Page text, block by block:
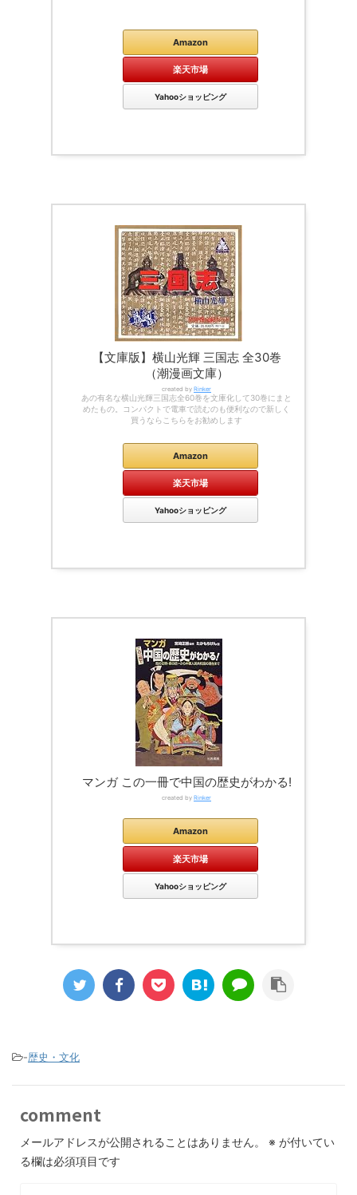
Amazon
楽天市場
Yahooショッピング
【文庫版】横山光輝 三国志 全30巻
（潮漫画文庫）
created by Rinker
あの有名な横山光輝三国志全60巻を文庫化して30巻にまと
めたもの。コンパクトで電車で読むのも便利なので新しく
買うならこちらをお勧めします
Amazon
楽天市場
Yahooショッピング
マンガ この一冊で中国の歴史がわかる!
created by Rinker
Amazon
楽天市場
Yahooショッピング
-歴史・文化
comment
メールアドレスが公開されることはありません。 ※ が付いてい
る欄は必須項目です